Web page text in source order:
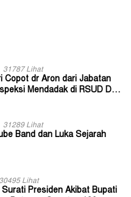
31787 Lihat
Copot dr Aron dari Jabatan
Mendadak di RSUD Dok
31289 Lihat
Band dan Luka Sejarah
30495 Lihat
Presiden Akibat Bupati